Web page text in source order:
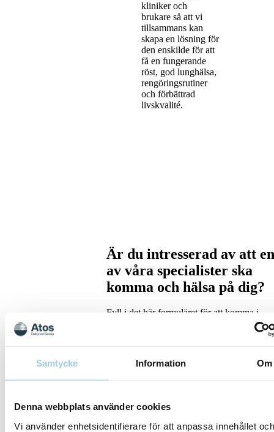
Samtycke Information Om
Denna webbplats använder cookies
Vi använder enhetsidentifierare för att anpassa innehållet och
kliniker och
brukare så att vi
tillsammans kan
skapa en lösning för
den enskilde för att
få en fungerande
röst, god lunghälsa,
rengöringsrutiner
och förbättrad
livskvalité.
Är du intresserad av att en
av våra specialister ska
komma och hälsa på dig?
Fyll i det här formuläret för att komma i
Land*